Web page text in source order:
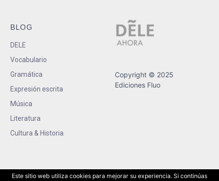
BLOG
DELE
Vocabulario
Gramática
Expresión escrita
Música
Literatura
Cultura & Historia
Copyright © 2025
Ediciones Fluo
Este sitio web utiliza cookies para mejorar su experiencia. Si continúas